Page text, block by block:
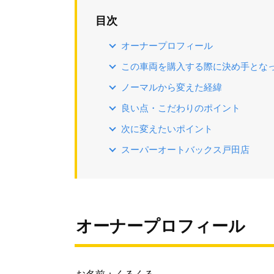
目次
オーナープロフィール
この車両を購入する際に決め手とな
ノーマルから変えた経緯
良い点・こだわりのポイント
次に変えたいポイント
スーパーオートバックス戸田店
オーナープロフィール